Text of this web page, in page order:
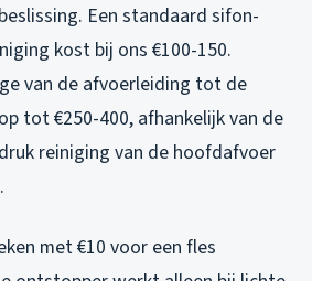
Een standaard sifon-
kost bij ons €100-150.
van de afvoerleiding tot de
tot €250-400, afhankelijk van de
reiniging van de hoofdafvoer
met €10 voor een fles